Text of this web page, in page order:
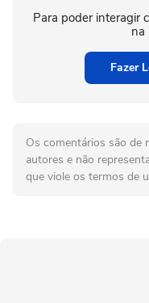
Para poder interagir
na
Fazer
Os comentários são de
autores e não
que viole os termos de